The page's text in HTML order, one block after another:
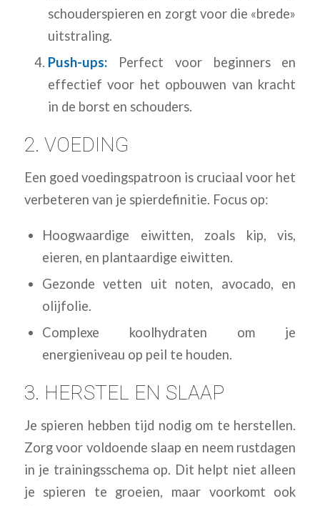
schouderspieren en zorgt voor die «brede»
uitstraling.
Push-ups:Perfect voor beginners en
effectief voor het opbouwen van kracht
in de borst en schouders.
2. VOEDING
Een goed voedingspatroon is cruciaal voor het
verbeteren van je spierdefinitie. Focus op:
Hoogwaardige eiwitten, zoals kip, vis,
eieren, en plantaardige eiwitten.
Gezonde vetten uit noten, avocadо, en
olijfolie.
Complexe koolhydraten om je
energieniveau op peil te houden.
3. HERSTEL EN SLAAP
Je spieren hebben tijd nodig om te herstellen.
Zorg voor voldoende slaap en neem rustdagen
in je trainingsschema op. Dit helpt niet alleen
je spieren te groeien, maar voorkomt ook